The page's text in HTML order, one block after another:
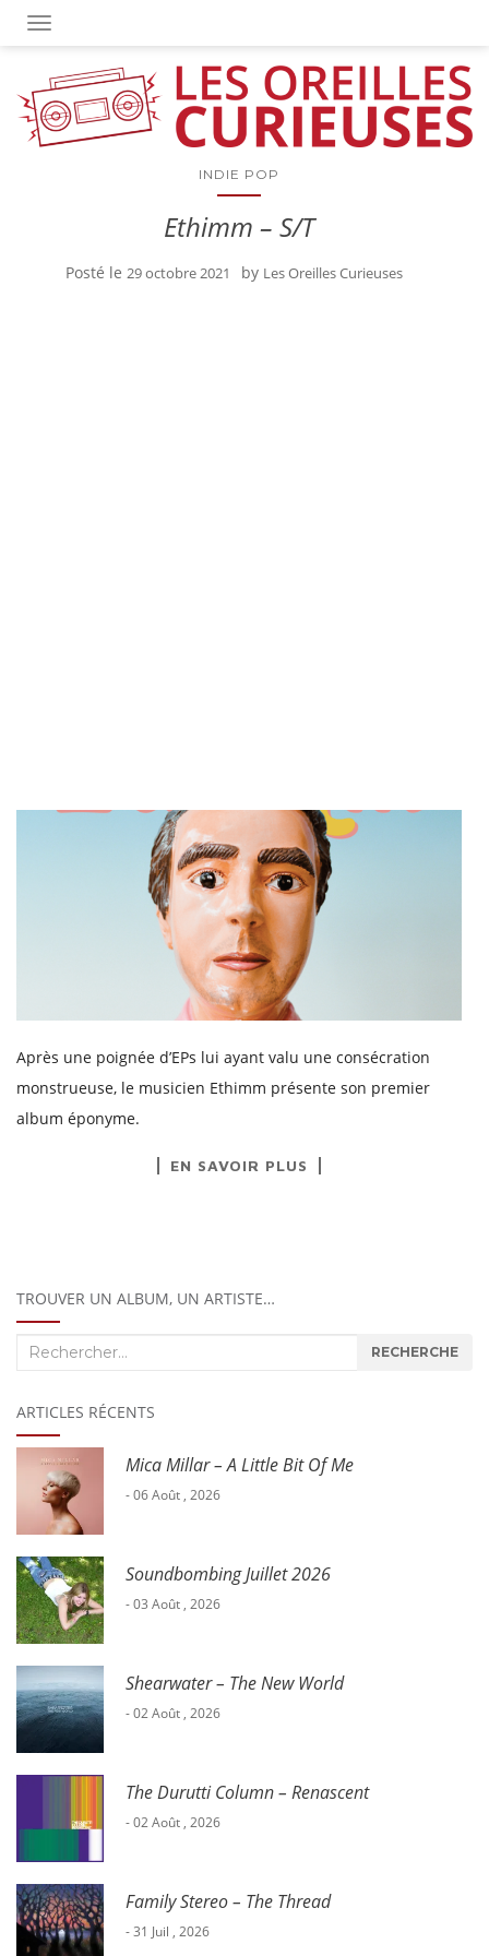
OUVRIR/FERMER LA NAVIGATION
INDIE POP
Ethimm – S/T
Posté le 29 octobre 2021 by Les Oreilles Curieuses
Après une poignée d’EPs lui ayant valu une consécration
monstrueuse, le musicien Ethimm présente son premier
album éponyme.
EN SAVOIR PLUS
TROUVER UN ALBUM, UN ARTISTE…
Recherche
RECHERCHE
ARTICLES RÉCENTS
Mica Millar – A Little Bit Of Me
- 06 Août , 2026
Soundbombing Juillet 2026
- 03 Août , 2026
Shearwater – The New World
- 02 Août , 2026
The Durutti Column – Renascent
- 02 Août , 2026
Family Stereo – The Thread
- 31 Juil , 2026